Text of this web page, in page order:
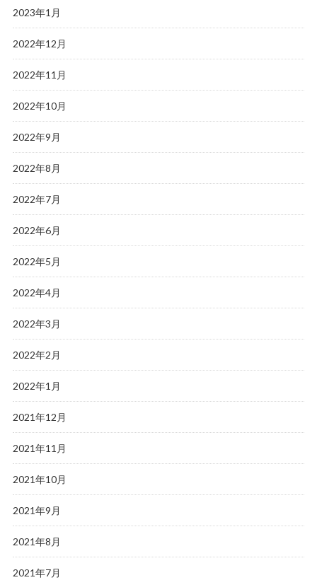
2023年1月
2022年12月
2022年11月
2022年10月
2022年9月
2022年8月
2022年7月
2022年6月
2022年5月
2022年4月
2022年3月
2022年2月
2022年1月
2021年12月
2021年11月
2021年10月
2021年9月
2021年8月
2021年7月